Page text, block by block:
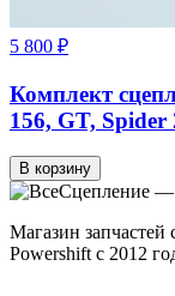
5 800 ₽
Комплект
156, GT,
В корзину
Магазин запчастей
Powershift с 2012